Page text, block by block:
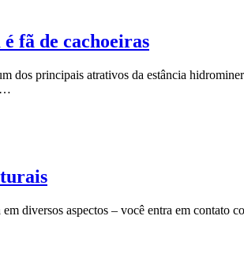
fã de cachoeiras
dos principais atrativos da estância
diversos aspectos – você entra em